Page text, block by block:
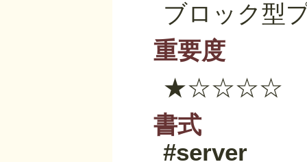
ブロック型
重要度
★☆☆☆☆
書式
#server